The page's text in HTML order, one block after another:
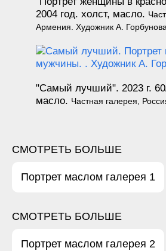
2004 год. холст, масло.
Армения. Художник А.
"Самый лучший". 2023 г.
масло. Частная галерея,
СМОТРЕТЬ БОЛЬШЕ
Портрет маслом галерея 1
СМОТРЕТЬ БОЛЬШЕ
Портрет маслом галерея 2